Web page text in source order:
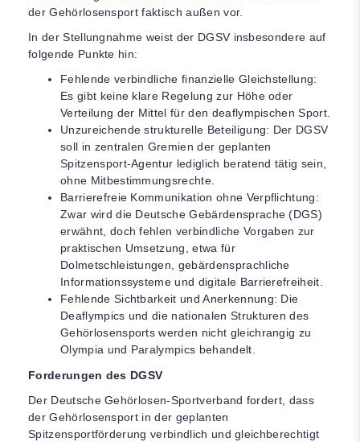
der Gehörlosensport faktisch außen vor.
In der Stellungnahme weist der DGSV insbesondere auf
folgende Punkte hin:
Fehlende verbindliche finanzielle Gleichstellung:
Es gibt keine klare Regelung zur Höhe oder
Verteilung der Mittel für den deaflympischen Sport.
Unzureichende strukturelle Beteiligung: Der DGSV
soll in zentralen Gremien der geplanten
Spitzensport-Agentur lediglich beratend tätig sein,
ohne Mitbestimmungsrechte.
Barrierefreie Kommunikation ohne Verpflichtung:
Zwar wird die Deutsche Gebärdensprache (DGS)
erwähnt, doch fehlen verbindliche Vorgaben zur
praktischen Umsetzung, etwa für
Dolmetschleistungen, gebärdensprachliche
Informationssysteme und digitale Barrierefreiheit.
Fehlende Sichtbarkeit und Anerkennung: Die
Deaflympics und die nationalen Strukturen des
Gehörlosensports werden nicht gleichrangig zu
Olympia und Paralympics behandelt.
Forderungen des DGSV
Der Deutsche Gehörlosen-Sportverband fordert, dass
der Gehörlosensport in der geplanten
Spitzensportförderung verbindlich und gleichberechtigt